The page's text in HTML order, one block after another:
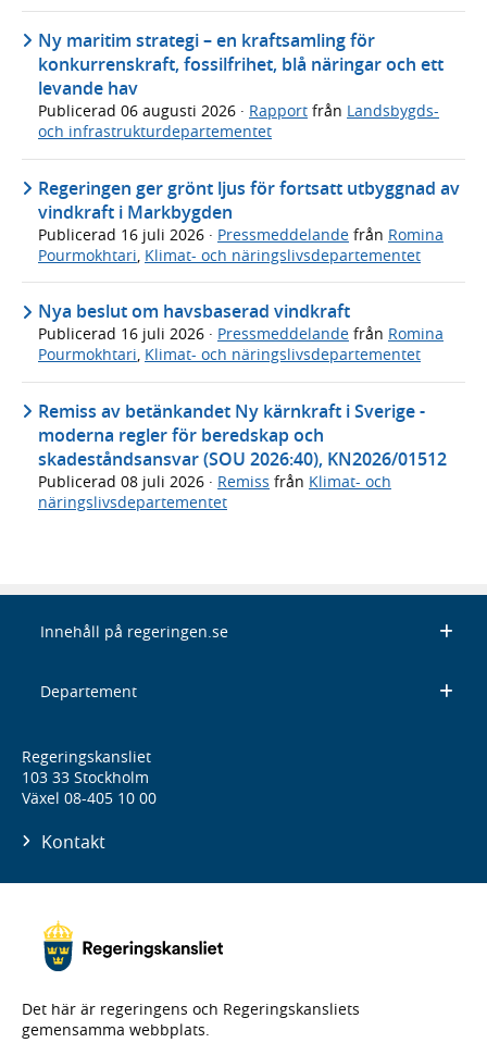
Ny maritim strategi – en kraftsamling för
konkurrenskraft, fossilfrihet, blå näringar och ett
levande hav
Publicerad 06 augusti 2026 · Rapport från Landsbygds-
och infrastrukturdepartementet
Regeringen ger grönt ljus för fortsatt utbyggnad av
vindkraft i Markbygden
Publicerad 16 juli 2026 · Pressmeddelande från Romina
Pourmokhtari, Klimat- och näringslivsdepartementet
Nya beslut om havsbaserad vindkraft
Publicerad 16 juli 2026 · Pressmeddelande från Romina
Pourmokhtari, Klimat- och näringslivsdepartementet
Remiss av betänkandet Ny kärnkraft i Sverige -
moderna regler för beredskap och
skadeståndsansvar (SOU 2026:40), KN2026/01512
Publicerad 08 juli 2026 · Remiss från Klimat- och
näringslivsdepartementet
Innehåll på regeringen.se
Departement
Regeringskansliet
103 33 Stockholm
Växel 08-405 10 00
Kontakt
Det här är regeringens och Regeringskansliets
gemensamma webbplats.